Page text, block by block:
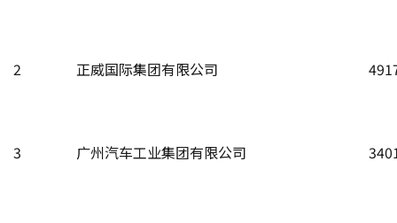
2 正威国际集团有限公司
3 广州汽车工业集团有限公司